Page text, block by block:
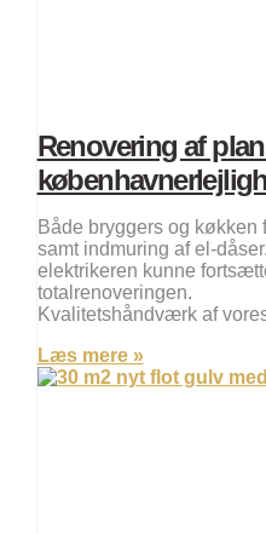
Renovering af
Både bryggers og køkken
samt indmuring af el-
elektrikeren kunne
totalrenoveringen.
Kvalitetshåndværk af
Læs mere »